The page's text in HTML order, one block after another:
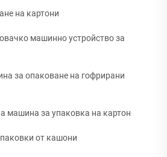
на картони
машинно устройство за
за опаковане на гофрирани
машина за упаковка на картон
от кашони